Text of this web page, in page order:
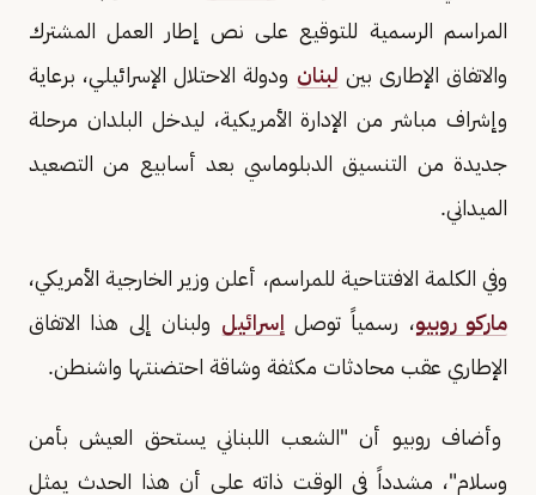
المراسم الرسمية للتوقيع على نص إطار العمل المشترك
والاتفاق الإطارى بين لبنان ودولة الاحتلال الإسرائيلي، برعاية
وإشراف مباشر من الإدارة الأمريكية، ليدخل البلدان مرحلة
جديدة من التنسيق الدبلوماسي بعد أسابيع من التصعيد
الميداني.
وفي الكلمة الافتتاحية للمراسم، أعلن وزير الخارجية الأمريكي،
ماركو روبيو، رسمياً توصل إسرائيل ولبنان إلى هذا الاتفاق
الإطاري عقب محادثات مكثفة وشاقة احتضنتها واشنطن.
وأضاف روبيو أن "الشعب اللبناني يستحق العيش بأمن
وسلام"، مشدداً في الوقت ذاته على أن هذا الحدث يمثل